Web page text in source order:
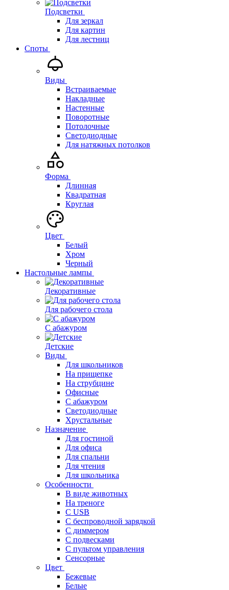
Подсветки
Для зеркал
Для картин
Для лестниц
Споты
Виды
Встраиваемые
Накладные
Настенные
Поворотные
Потолочные
Светодиодные
Для натяжных потолков
Форма
Длинная
Квадратная
Круглая
Цвет
Белый
Хром
Черный
Настольные лампы
Декоративные
Для рабочего стола
С абажуром
Детские
Виды
Для школьников
На прищепке
На струбцине
Офисные
С абажуром
Светодиодные
Хрустальные
Назначение
Для гостиной
Для офиса
Для спальни
Для чтения
Для школьника
Особенности
В виде животных
На треноге
С USB
С беспроводной зарядкой
С диммером
С подвесками
С пультом управления
Сенсорные
Цвет
Бежевые
Белые